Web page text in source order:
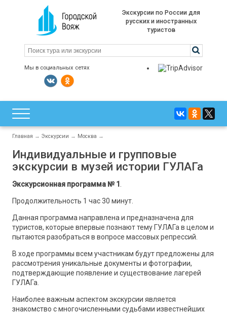
Экскурсии по России для
русских и иностранных
туристов
Мы в социальных сетях
Главная → Экскурсии → Москва →
Индивидуальные и групповые
экскурсии в музей истории ГУЛАГа
Экскурсионная программа № 1 .
Продолжительность 1 час 30 минут.
Данная программа направлена и предназначена для
туристов, которые впервые познают тему ГУЛАГа в целом и
пытаются разобраться в вопросе массовых репрессий.
В ходе программы всем участникам будут предложены для
рассмотрения уникальные документы и фотографии,
подтверждающие появление и существование лагерей
ГУЛАГа.
Наиболее важным аспектом экскурсии является
знакомство с многочисленными судьбами известнейших